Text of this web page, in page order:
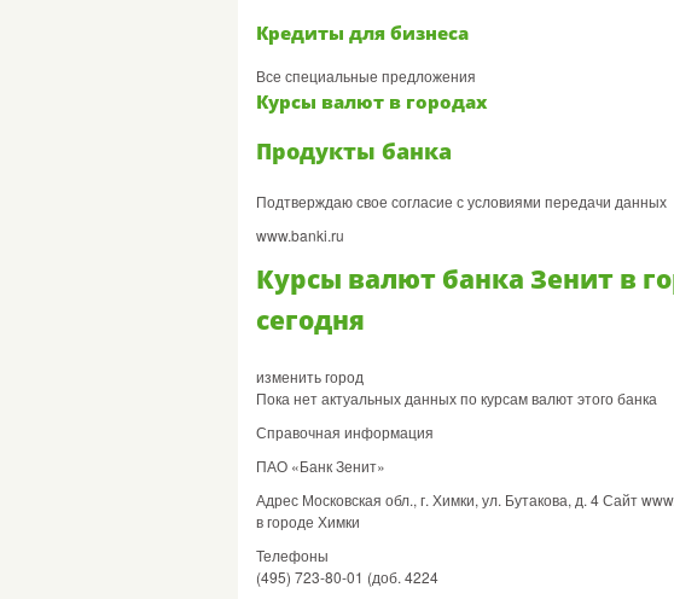
Кредиты для бизнеса
Все специальные предложения
Курсы валют в городах
Продукты банка
Подтверждаю свое согласие с условиями передачи данных
www.banki.ru
Курсы валют банка Зенит в
сегодня
изменить город
Пока нет актуальных данных по курсам валют этого банка
Справочная информация
ПАО «Банк Зенит»
Адрес Московская обл., г. Химки, ул. Бутакова, д. 4 Сайт
в городе Химки
Телефоны
(495) 723-80-01 (доб. 4224